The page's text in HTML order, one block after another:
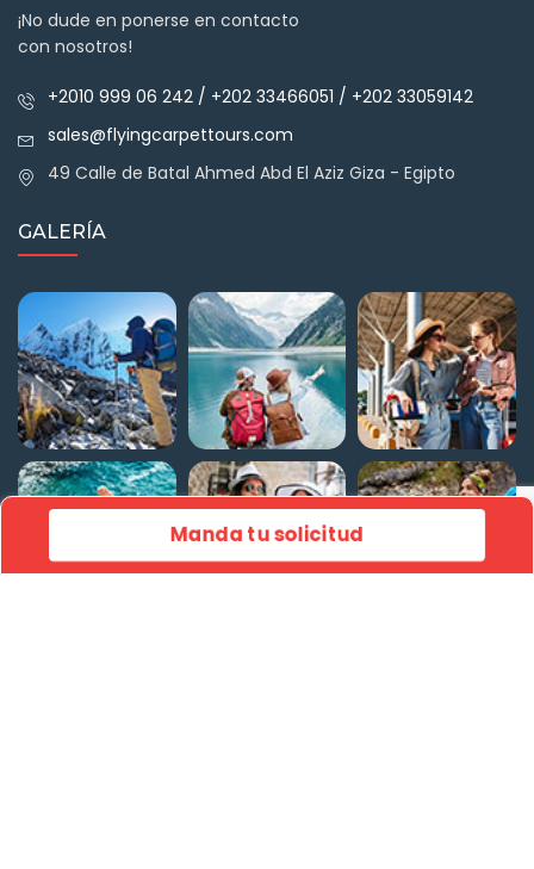
Manda tu solicitud
¡No dude en ponerse en contacto
con nosotros!
+2010 999 06 242 / +202 33466051 / +202 33059142
sales@flyingcarpettours.com
49 Calle de Batal Ahmed Abd El Aziz Giza - Egipto
GALERÍA